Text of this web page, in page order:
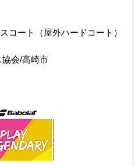
コート（屋外ハードコート）
協会/高崎市